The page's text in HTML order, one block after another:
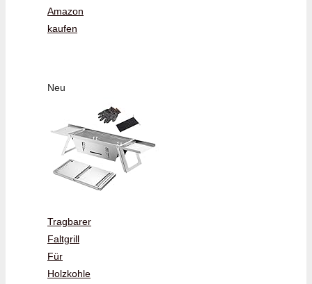
Amazon
kaufen
Neu
Tragbarer
Faltgrill
Für
Holzkohle